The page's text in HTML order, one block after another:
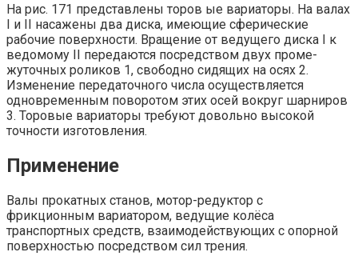
На рис. 171 представлены торов ые вариаторы. На валах
I и II насажены два диска, имеющие сферические
рабочие поверхности. Враще­ние от ведущего диска I к
ведомому II передаются посредством двух проме­
жуточных роликов 1, свободно сидящих на осях 2.
Изменение передаточно­го числа осуществляется
одновременным поворотом этих осей вокруг шар­ниров
3. Торовые вариаторы требуют довольно высокой
точности изготовле­ния.
Применение
Валы прокатных станов, мотор-редуктор с
фрикционным вариатором, ведущие колёса
транспортных средств, взаимодействующих с опорной
поверхностью посредством сил трения.